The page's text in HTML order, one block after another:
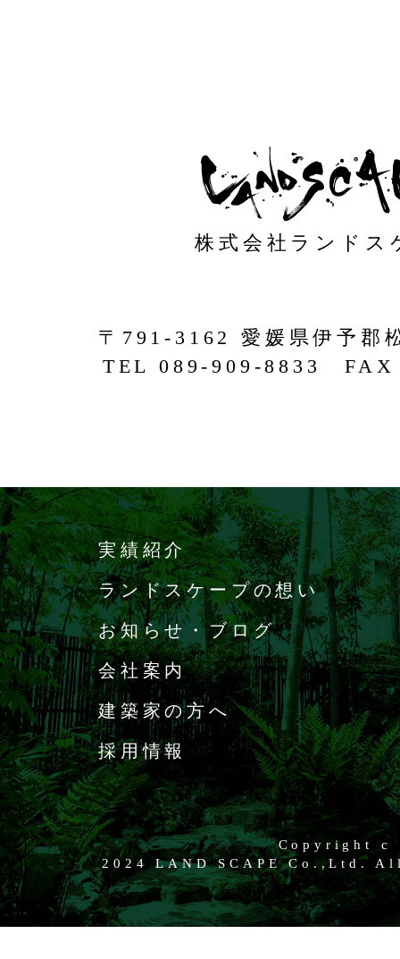
〒791-3162 愛媛県伊予郡
TEL 089-909-8833 FAX
株式会社ランドス
実績紹介
ランドスケープの想い
お知らせ・ブログ
会社案内
建築家の方へ
採用情報
Copyright c
2024 LAND SCAPE Co.,Ltd.